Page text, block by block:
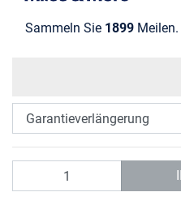
Sammeln Sie 1899 Meilen.